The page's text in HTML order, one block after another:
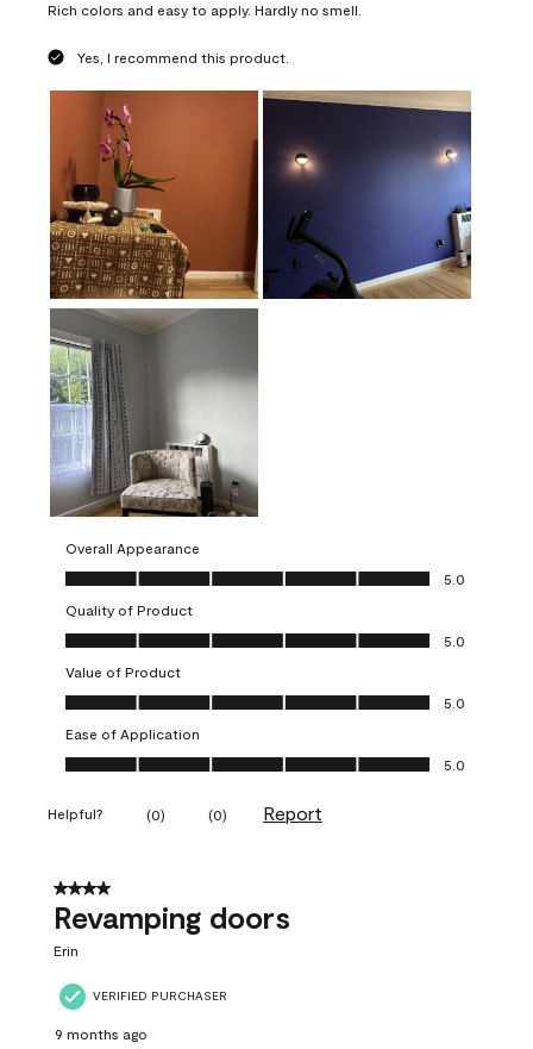
Rich colors and easy to apply. Hardly no smell.
Yes, I recommend this product.
Overall Appearance
Overall Appearance, 5.0 out of 5
5.0
Quality of Product
Quality of Product, 5.0 out of 5
5.0
Value of Product
Value of Product, 5.0 out of 5
5.0
Ease of Application
Ease of Application, 5.0 out of 5
5.0
Helpful? (0) (0) Report
4 out of 5 stars.
Revamping doors
Erin
VERIFIED PURCHASER
9 months ago